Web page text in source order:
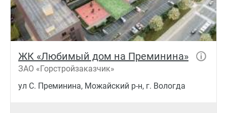
ЖК «Любимый дом на Преминина»
ЗАО «Горстройзаказчик»
ул С. Преминина, Можайский р-н, г. Вологда